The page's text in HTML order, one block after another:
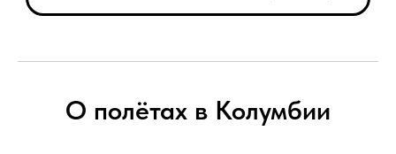
О полётах в Колумбии